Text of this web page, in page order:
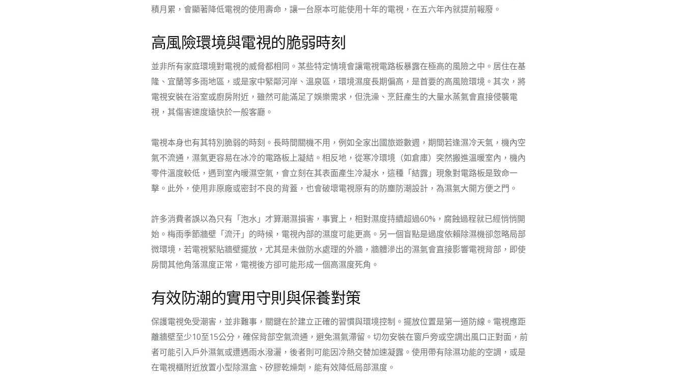
積月累，會顯著降低電視的使用壽命，讓一台原本可能使用十年的電視，在五六年內就提前報廢。
高風險環境與電視的脆弱時刻
並非所有家庭環境對電視的威脅都相同。某些特定情境會讓電視電路板暴露在極高的風險之中。居住在基
隆、宜蘭等多雨地區，或是家中緊鄰河岸、溫泉區，環境濕度長期偏高，是首要的高風險環境。其次，將
電視安裝在浴室或廚房附近，雖然可能滿足了娛樂需求，但洗澡、烹飪產生的大量水蒸氣會直接侵襲電
視，其傷害速度遠快於一般客廳。
電視本身也有其特別脆弱的時刻。長時間關機不用，例如全家出國旅遊數週，期間若逢濕冷天氣，機內空
氣不流通，濕氣更容易在冰冷的電路板上凝結。相反地，從寒冷環境（如倉庫）突然搬進溫暖室內，機內
零件溫度較低，遇到室內暖濕空氣，會立刻在其表面產生冷凝水，這種「結露」現象對電路板是致命一
擊。此外，使用非原廠或密封不良的背蓋，也會破壞電視原有的防塵防潮設計，為濕氣大開方便之門。
許多消費者誤以為只有「泡水」才算潮濕損害，事實上，相對濕度持續超過60%，腐蝕過程就已經悄悄開
始。梅雨季節牆壁「流汗」的時候，電視內部的濕度可能更高。另一個盲點是過度依賴除濕機卻忽略局部
微環境，若電視緊貼牆壁擺放，尤其是未做防水處理的外牆，牆體滲出的濕氣會直接影響電視背部，即使
房間其他角落濕度正常，電視後方卻可能形成一個高濕度死角。
有效防潮的實用守則與保養對策
保護電視免受潮害，並非難事，關鍵在於建立正確的習慣與環境控制。擺放位置是第一道防線。電視應距
離牆壁至少10至15公分，確保背部空氣流通，避免濕氣滯留。切勿安裝在窗戶旁或空調出風口正對面，前
者可能引入戶外濕氣或遭遇雨水潑灑，後者則可能因冷熱交替加速凝露。使用帶有除濕功能的空調，或是
在電視櫃附近放置小型除濕盒、矽膠乾燥劑，能有效降低局部濕度。